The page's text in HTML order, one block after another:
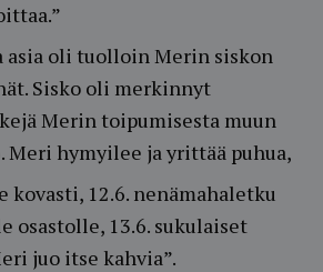
asia oli tuolloin Merin siskon
Sisko oli merkinnyt
Merin toipumisesta muun
Meri hymyilee ja yrittää puhua,
kovasti, 12.6. nenämahaletku
osastolle, 13.6. sukulaiset
juo itse kahvia”.